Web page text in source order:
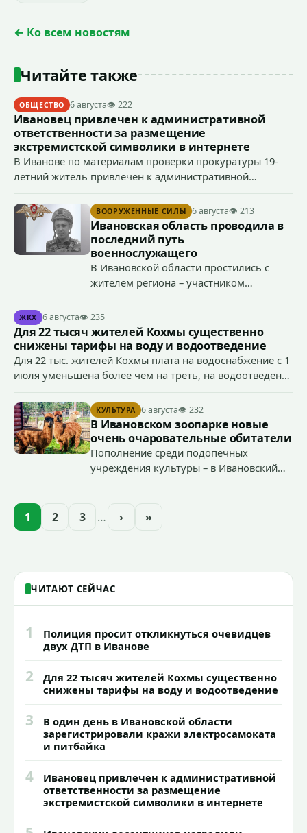
← Ко всем новостям
Читайте также
ОБЩЕСТВО 6 августа👁 222
Ивановец привлечен к административной
ответственности за размещение
экстремистской символики в интернете
В Иванове по материалам проверки прокуратуры 19-
летний житель привлечен к административной
демонстрирование символики экстремистской
организации, если эти действия не содержат признаков
уголовно наказуемого деяния) за размещение
экстремистской символики в сети Интернет.
ВООРУЖЕННЫЕ СИЛЫ 6 августа👁 213
Ивановская область проводила в
последний путь
военнослужащего
В Ивановской области простились с
жителем региона – участником
Антоном Тумановым.
ЖКХ 6 августа👁 235
Для 22 тысяч жителей Кохмы существенно
снижены тарифы на воду и водоотведение
Для 22 тыс. жителей Кохмы плата на водоснабжение с 1
июля уменьшена более чем на треть, на водоотведение
началу работы в городе областного предприятия
«Водоканал.
КУЛЬТУРА 6 августа👁 232
В Ивановском зоопарке новые
очень очаровательные обитатели
Пополнение среди подопечных
учреждения культуры – в Ивановский
областей (самцу - 6 месяцев, самочке —
1 2 3 … › »
ЧИТАЮТ СЕЙЧАС
1
Полиция просит откликнуться очевидцев
двух ДТП в Иванове
2
Для 22 тысяч жителей Кохмы существенно
снижены тарифы на воду и водоотведение
3
В один день в Ивановской области
зарегистрировали кражи электросамоката
и питбайка
4
Ивановец привлечен к административной
ответственности за размещение
экстремистской символики в интернете